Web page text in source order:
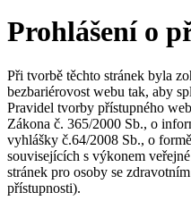
Prohlášení o
Při tvorbě těchto stránek byla
bezbariérovost webu tak, aby
Pravidel tvorby přístupného
Zákona č. 365/2000 Sb., o
vyhlášky č.64/2008 Sb., o
souvisejících s výkonem
stránek pro osoby se
přístupnosti).